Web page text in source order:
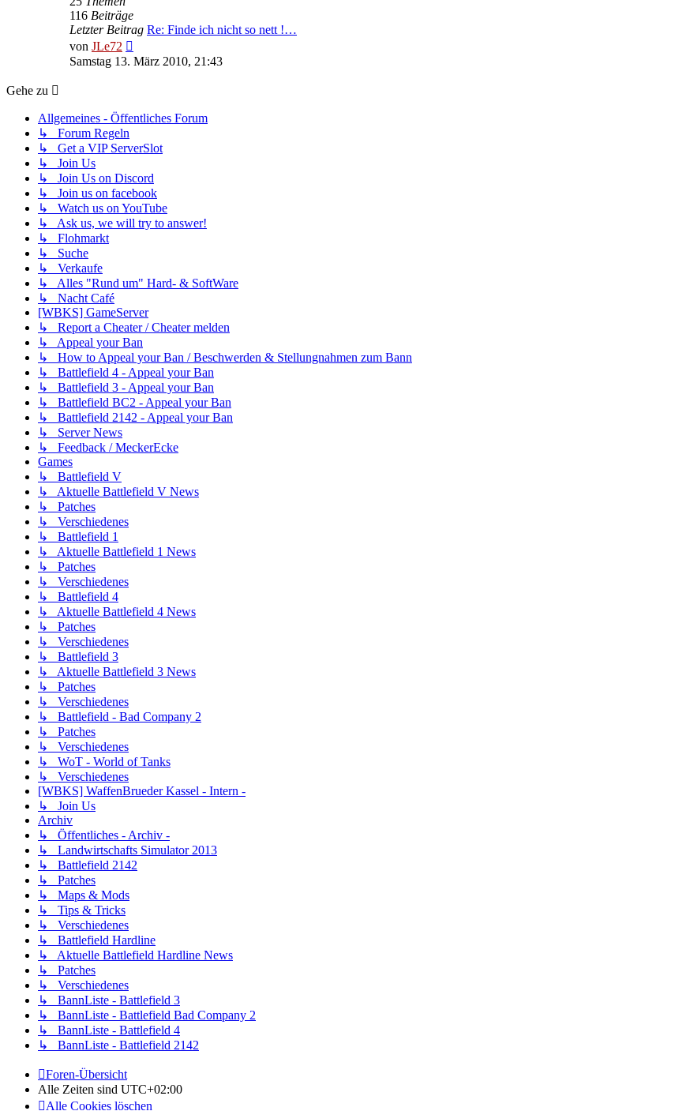
116 Beiträge
Letzter Beitrag Re: Finde ich nicht so nett !…
von JLe72
Beitrag
Samstag 13. März 2010, 21:43
Gehe zu
Allgemeines - Öffentliches Forum
↳ Forum Regeln
↳ Get a VIP ServerSlot
↳ Join Us
↳ Join Us on Discord
↳ Join us on facebook
↳ Watch us on YouTube
↳ Ask us, we will try to answer!
↳ Flohmarkt
↳ Suche
↳ Verkaufe
↳ Alles "Rund um" Hard- & SoftWare
↳ Nacht Café
[WBKS] GameServer
↳ Report a Cheater / Cheater melden
↳ Appeal your Ban
↳ How to Appeal your Ban / Beschwerden & Stellungnahmen zum Bann
↳ Battlefield 4 - Appeal your Ban
↳ Battlefield 3 - Appeal your Ban
↳ Battlefield BC2 - Appeal your Ban
↳ Battlefield 2142 - Appeal your Ban
↳ Server News
↳ Feedback / MeckerEcke
Games
↳ Battlefield V
↳ Aktuelle Battlefield V News
↳ Patches
↳ Verschiedenes
↳ Battlefield 1
↳ Aktuelle Battlefield 1 News
↳ Patches
↳ Verschiedenes
↳ Battlefield 4
↳ Aktuelle Battlefield 4 News
↳ Patches
↳ Verschiedenes
↳ Battlefield 3
↳ Aktuelle Battlefield 3 News
↳ Patches
↳ Verschiedenes
↳ Battlefield - Bad Company 2
↳ Patches
↳ Verschiedenes
↳ WoT - World of Tanks
↳ Verschiedenes
[WBKS] WaffenBrueder Kassel - Intern -
↳ Join Us
Archiv
↳ Öffentliches - Archiv -
↳ Landwirtschafts Simulator 2013
↳ Battlefield 2142
↳ Patches
↳ Maps & Mods
↳ Tips & Tricks
↳ Verschiedenes
↳ Battlefield Hardline
↳ Aktuelle Battlefield Hardline News
↳ Patches
↳ Verschiedenes
↳ BannListe - Battlefield 3
↳ BannListe - Battlefield Bad Company 2
↳ BannListe - Battlefield 4
↳ BannListe - Battlefield 2142
Foren-Übersicht
Alle Zeiten sind UTC+02:00
Alle Cookies löschen